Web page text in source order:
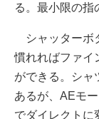
る。最小限の指
シャッターボ
慣れればファイ
ができる。シャ
あるが、AEモ
でダイレクトに